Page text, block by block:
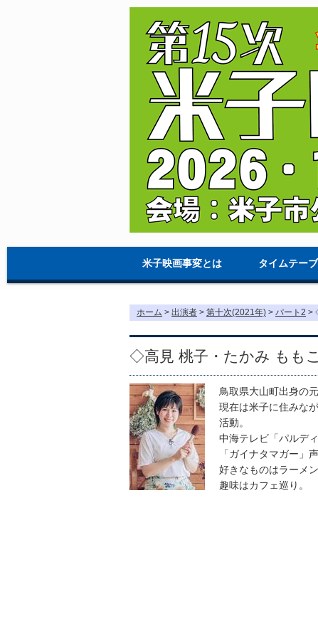
米子映画事変とは タイムテー
ホーム > 出演者 > 第十次(2021年) > パート2 >
◇高見 桃子・たかみ ももこ
鳥取県大山町出身の元
現在は米子に住みな
活動。
中海テレビ「パルデ
「ガイナタマガー」
好きなものはラーメン
趣味はカフェ巡り。